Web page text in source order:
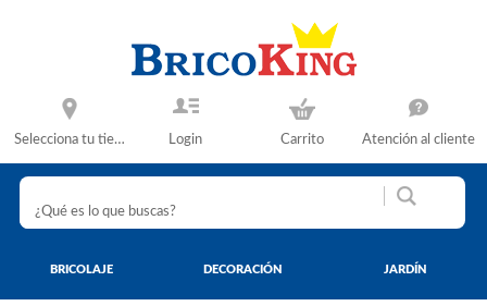
Selecciona tu tienda Login Carrito Atención al cliente
BRICOLAJE DECORACIÓN JARDÍN